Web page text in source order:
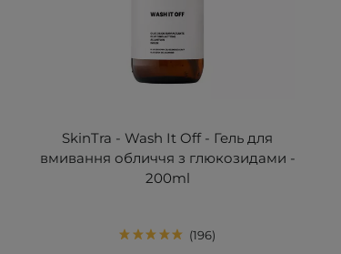
SkinTra - Wash It Off - Гель для
вмивання обличчя з глюкозидами -
200ml
196